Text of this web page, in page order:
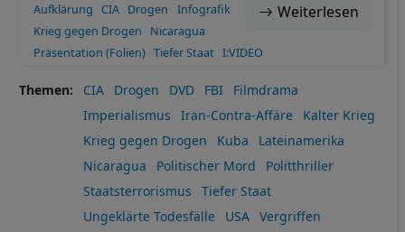
Weiterlesen
Aufklärung CIA Drogen
Infografik
Krieg gegen Drogen
Nicaragua
Präsentation (Folien) Tiefer Staat I:VIDEO
Themen CIA Drogen DVD FBI
Filmdrama
Imperialismus
Iran-Contra-Affäre
Kalter Krieg
Krieg gegen Drogen
Kuba
Lateinamerika
Nicaragua
Politischer Mord
Politthriller
Staatsterrorismus
Tiefer Staat
Ungeklärte Todesfälle
USA
Vergriffen